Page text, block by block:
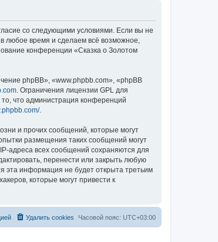
со следующими условиями. Если вы не
любое время и сделаем всё возможное,
конференции «Сказка о Золотом
phpBB», «www.phpbb.com», «phpBB
. Ограничения лицензии GPL для
что администрация конференций
.
и прочих сообщений, которые могут
размещения таких сообщений могут
адреса всех сообщений сохраняются для
перенести или закрыть любую
эта информация не будет открыта третьим
которые могут привести к
Часовой пояс: UTC+03:00
Удалить cookies